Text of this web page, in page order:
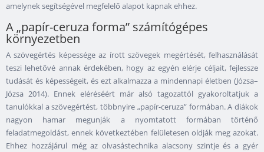
amelynek segítségével megfelelő alapot kapnak ehhez.
A „papír-ceruza forma” számítógépes
környezetben
A szövegértés képessége az írott szövegek megértését, felhasználását
teszi lehetővé annak érdekében, hogy az egyén elérje céljait, fejlessze
tudását és képességeit, és ezt alkalmazza a mindennapi életben (Józsa–
Józsa 2014). Ennek eléréséért már alsó tagozattól gyakoroltatjuk a
tanulókkal a szövegértést, többnyire „papír-ceruza” formában. A diákok
nagyon hamar megunják a nyomtatott formában történő
feladatmegoldást, ennek következtében felületesen oldják meg azokat.
Ehhez hozzájárul még az olvasástechnika alacsony szintje és a gyér